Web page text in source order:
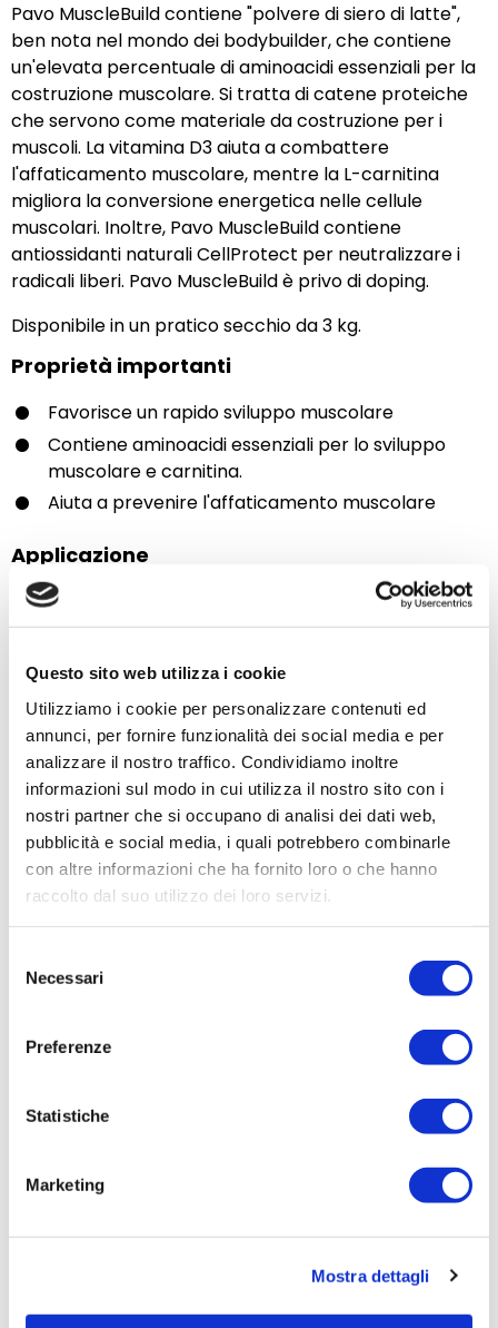
Questo sito web utilizza i cookie
Utilizziamo i cookie per personalizzare contenuti ed
annunci, per fornire funzionalità dei social media e per
analizzare il nostro traffico. Condividiamo inoltre
informazioni sul modo in cui utilizza il nostro sito con i
nostri partner che si occupano di analisi dei dati web,
pubblicità e social media, i quali potrebbero combinarle
con altre informazioni che ha fornito loro o che hanno
raccolto dal suo utilizzo dei loro servizi.
delNecessari
Preferenze
Statistiche
Marketing
Mostra dettagli
Pavo MuscleBuild contiene "polvere di siero di latte",
ben nota nel mondo dei bodybuilder, che contiene
un'elevata percentuale di aminoacidi essenziali per la
costruzione muscolare. Si tratta di catene proteiche
che servono come materiale da costruzione per i
muscoli. La vitamina D3 aiuta a combattere
l'affaticamento muscolare, mentre la L-carnitina
migliora la conversione energetica nelle cellule
muscolari. Inoltre, Pavo MuscleBuild contiene
antiossidanti naturali CellProtect per neutralizzare i
radicali liberi. Pavo MuscleBuild è privo di doping.
Disponibile in un pratico secchio da 3 kg.
Proprietà importanti
Favorisce un rapido sviluppo muscolare
Contiene aminoacidi essenziali per lo sviluppo
muscolare e carnitina.
Aiuta a prevenire l'affaticamento muscolare
Applicazione
Per i cavalli che necessitano di un supporto per lo
sviluppo muscolare
l'addestramento
Per i cavalli sportivi dopo un periodo di riposo